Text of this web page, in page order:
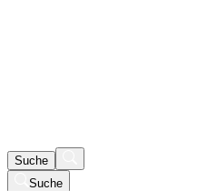
Suche
Suche